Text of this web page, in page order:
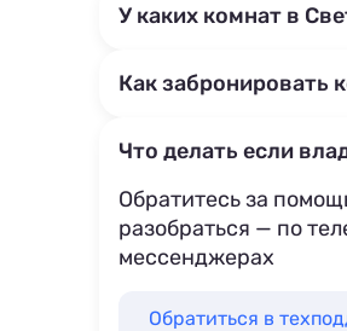
У каких комнат в
Как забронировать
Что делать если
Обратитесь за
разобраться — по
мессенджерах
Обратиться в